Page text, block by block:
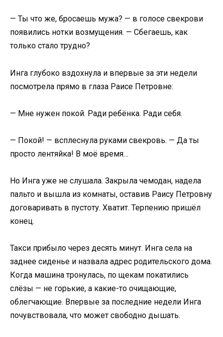
— Ты что же, бросаешь мужа? — в голосе свекрови
появились нотки возмущения. — Сбегаешь, как
только стало трудно?
Инга глубоко вздохнула и впервые за эти недели
посмотрела прямо в глаза Раисе Петровне:
— Мне нужен покой. Ради ребёнка. Ради себя.
— Покой! — всплеснула руками свекровь. — Да ты
просто лентяйка! В моё время…
Но Инга уже не слушала. Закрыла чемодан, надела
пальто и вышла из комнаты, оставив Раису Петровну
договаривать в пустоту. Хватит. Терпению пришёл
конец.
Такси прибыло через десять минут. Инга села на
заднее сиденье и назвала адрес родительского дома.
Когда машина тронулась, по щекам покатились
слёзы — не горькие, а какие-то очищающие,
облегчающие. Впервые за последние недели Инга
почувствовала, что может свободно дышать.